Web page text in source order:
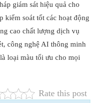
giám sát hiệu quả cho
kiểm soát tốt các hoạt động
cao chất lượng dịch vụ
công nghệ AI thông minh
loại màu tối ưu cho mọi
Rate this post